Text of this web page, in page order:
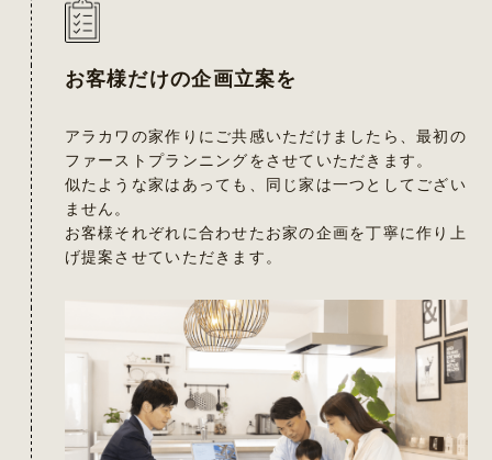
お客様だけの企画立案を
アラカワの家作りにご共感いただけましたら、最初の
ファーストプランニングをさせていただきます。
似たような家はあっても、同じ家は一つとしてござい
ません。
お客様それぞれに合わせたお家の企画を丁寧に作り上
げ提案させていただきます。